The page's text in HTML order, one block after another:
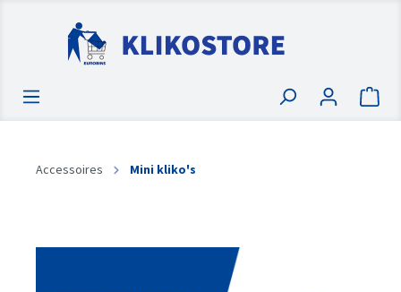
Accessoires Mini kliko's